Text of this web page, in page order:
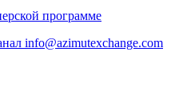
программе
info@azimutexchange.com